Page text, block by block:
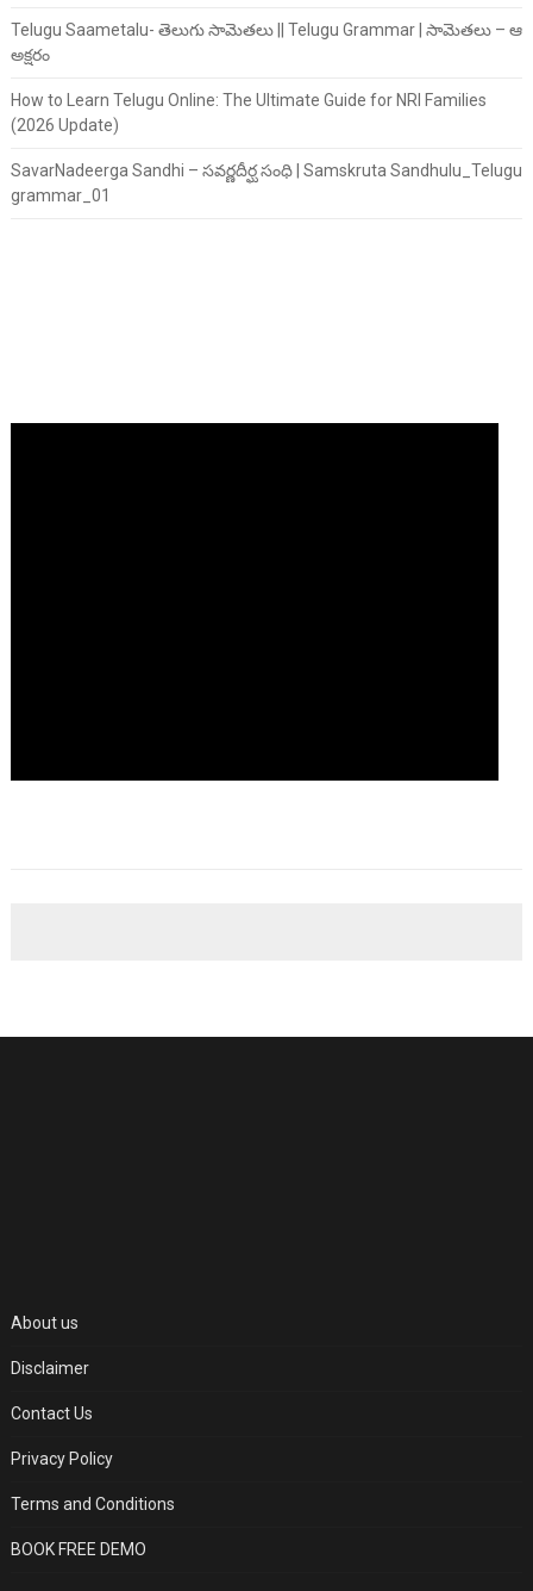
Telugu Saametalu- తెలుగు సామెతలు || Telugu Grammar | సామెతలు – ఆ
అక్షరం
How to Learn Telugu Online: The Ultimate Guide for NRI Families
(2026 Update)
SavarNadeerga Sandhi – సవర్ణదీర్ఘ సంధి | Samskruta Sandhulu_Telugu
grammar_01
About us
Disclaimer
Contact Us
Privacy Policy
Terms and Conditions
BOOK FREE DEMO